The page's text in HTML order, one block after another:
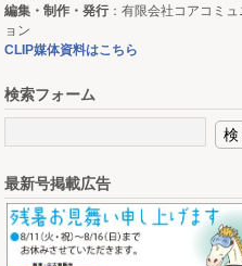
編集・制作・発行：有限会社コアコミュ
ョン
CLIP媒体資料はこちら
検索フォーム
最新号掲載広告